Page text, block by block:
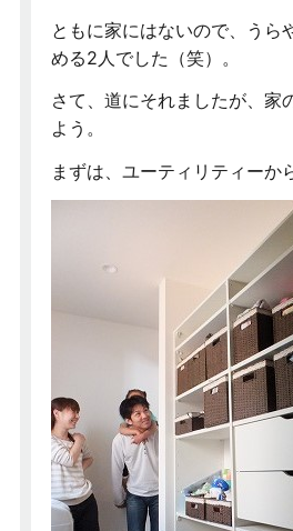
ともに家にはないので、うら
める2人でした（笑）。
さて、道にそれましたが、家
よう。
まずは、ユーティリティーか